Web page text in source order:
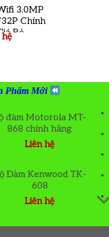
3.0MP
Chính
Rẻ
Phẩm Mới
đàm Motorola MT-
868 chính hãng
Liên hệ
Đàm Kenwood TK-
608
Liên hệ